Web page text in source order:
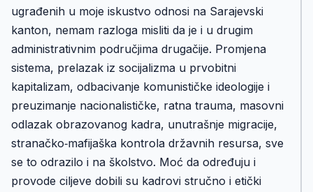
ugrađenih u moje iskustvo odnosi na Sarajevski
kanton, nemam razloga misliti da je i u drugim
administrativnim područjima drugačije. Promjena
sistema, prelazak iz socijalizma u prvobitni
kapitalizam, odbacivanje komunističke ideologije i
preuzimanje nacionalističke, ratna trauma, masovni
odlazak obrazovanog kadra, unutrašnje migracije,
stranačko‑mafijaška kontrola državnih resursa, sve
se to odrazilo i na školstvo. Moć da određuju i
provode ciljeve dobili su kadrovi stručno i etički